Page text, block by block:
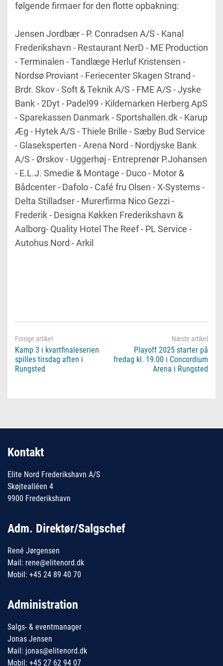
følgende firmaer for den flotte opbakning:
Jensen Jordbær - P. Conradsen A/S - Kanal
Frederikshavn - Restaurant NerD - ME Production
- Terminalen - Tandlæge Herluf Kristensen -
Nordsø Proviant - Feriecenter Skagen Strand -
Brdr. Skov - Soft & Teknik A/S - FME A/S - Jyske
Bank - 2Dyt - Padel99 - Kildemarken Herberg ApS
- Sparekassen Danmark - Sportshallen.dk - Karup
Æg - Hytek A/S - Thiele Brille - Sæby Bud Service
- Glaseksperten - Arena Nord - Nordjyske Bank
A/S - Ørskov - Uggerhøj - Entreprenør P.Johansen
- E.L.J. Smedie & Montage - Duco - Motor &
Bådcenter - Dafolo - Café fru Olsen - X-Systems -
Delta Stilladser - Murerfirma Nico Gezzi -
Frederik - Designa Køkken Frederikshavn &
Aalborg- Quality Hotel The Reef - PL Service -
Autohus Nord - Arkil
Kamp 3 i kvartfinaleserien
spilles tirsdag aften i
Rungsted
Playoff 2025 starter på
fredag kl. 19.00 i Concordium
Arena i Rungsted
Kontakt
Elite Nord Frederikshavn A/S
Skøjtealléen 4
9900 Frederikshavn
Adm. Direktør/Salgschef
René Jørgensen
Mail: rene@elitenord.dk
Mobil: +45 24 89 40 70
Administration
Salgs- & eventmanager
Jonas Jensen
Mail: jonas@elitenord.dk
Mobil: +45 27 62 94 07